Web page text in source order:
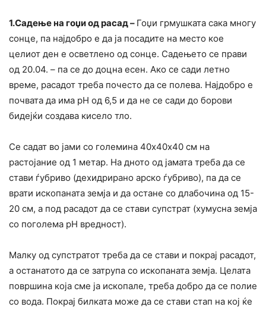
1.Садење на гоџи од расад – Гоџи грмушката сака многу
сонце, па најдобро е да ја посадите на место кое
целиот ден е осветлено од сонце. Садењето се прави
од 20.04. – па се до доцна есен. Ако се сади летно
време, расадот треба почесто да се полева. Најдобро е
почвата да има рН од 6,5 и да не се сади до борови
бидејќи создава кисело тло.
Се садат во јами со големина 40х40х40 см на
растојание од 1 метар. На дното од јамата треба да се
стави ѓубриво (дехидрирано арско ѓубриво), па да се
врати ископаната земја и да остане со длабочина од 15-
20 см, а под расадот да се стави супстрат (хумусна земја
со поголема рН вредност).
Малку од супстратот треба да се стави и покрај расадот,
а останатото да се затрупа со ископаната земја. Целата
површина која сме ја ископале, треба добро да се полие
со вода. Покрај билката може да се стави стап на кој ќе